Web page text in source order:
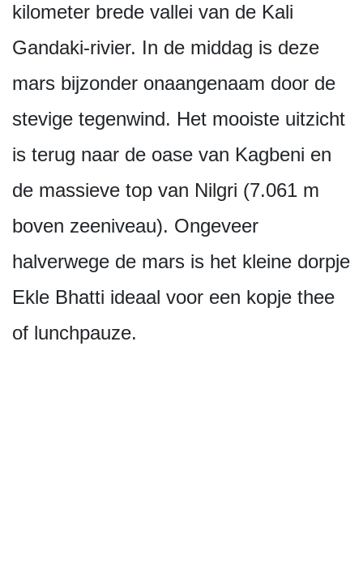
kilometer brede vallei van de Kali
Gandaki-rivier. In de middag is deze
mars bijzonder onaangenaam door de
stevige tegenwind. Het mooiste uitzicht
is terug naar de oase van Kagbeni en
de massieve top van Nilgri (7.061 m
boven zeeniveau). Ongeveer
halverwege de mars is het kleine dorpje
Ekle Bhatti ideaal voor een kopje thee
of lunchpauze.